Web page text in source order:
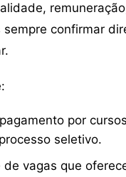
sempre confirmar
por
seletivo.
de vagas que